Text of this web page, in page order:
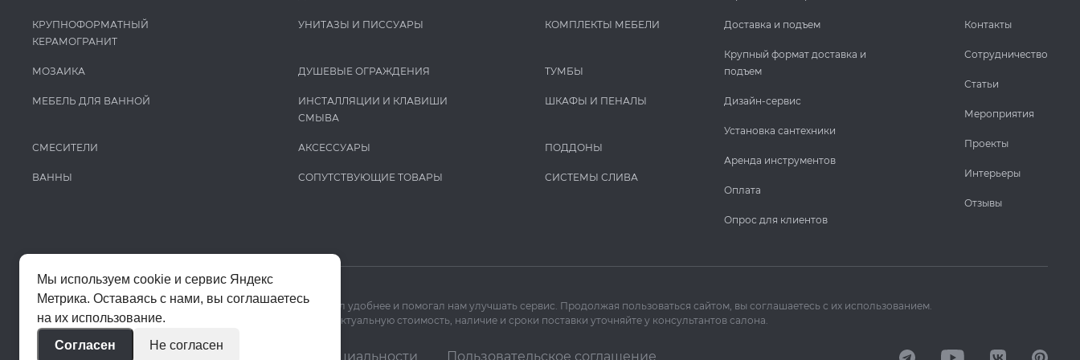
Kludi
La Fabbrica Ava
Laminam
Madero
Mag Drain
MAPEI
КРУПНОФОРМАТНЫЙ
КЕРАМОГРАНИТ
МОЗАИКА
МЕБЕЛЬ ДЛЯ ВАННОЙ
СМЕСИТЕЛИ
ВАННЫ
УНИТАЗЫ И ПИCCУАРЫ
ДУШЕВЫЕ ОГРАЖДЕНИЯ
ИНСТАЛЛЯЦИИ И КЛАВИШИ
СМЫВА
АКСЕССУАРЫ
СОПУТСТВУЮЩИЕ ТОВАРЫ
КОМПЛЕКТЫ МЕБЕЛИ
ТУМБЫ
ШКАФЫ И ПЕНАЛЫ
ПОДДОНЫ
СИСТЕМЫ СЛИВА
Доставка и подъем
Крупный формат доставка и
подъем
Дизайн-сервис
Установка сантехники
Аренда инструментов
Оплата
Опрос для клиентов
Контакты
Сотрудничество
Статьи
Мероприятия
Проекты
Интерьеры
Отзывы
Мы используем cookie и Яндекс Метрику, чтобы сайт работал удобнее и помогал нам улучшать сервис. Продолжая пользоваться сайтом, вы соглашаетесь с их использованием.
Цены на сайте помогают ориентироваться в ассортименте. Актуальную стоимость, наличие и сроки поставки уточняйте у консультантов салона.
© 2020–2026 «Апекс» Политика конфиденциальности Пользовательское соглашение
Мы используем cookie и сервис Яндекс
Метрика. Оставаясь с нами, вы соглашаетесь
на их использование.
Согласен
Не согласен